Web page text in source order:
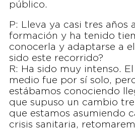
público.
P: Lleva ya casi tres años
formación y ha tenido
conocerla y adaptarse a
sido este recorrido?
R: Ha sido muy intenso.
medio fue por sí solo,
estábamos conociendo
que supuso un cambio
que estamos asumiendo
crisis sanitaria,